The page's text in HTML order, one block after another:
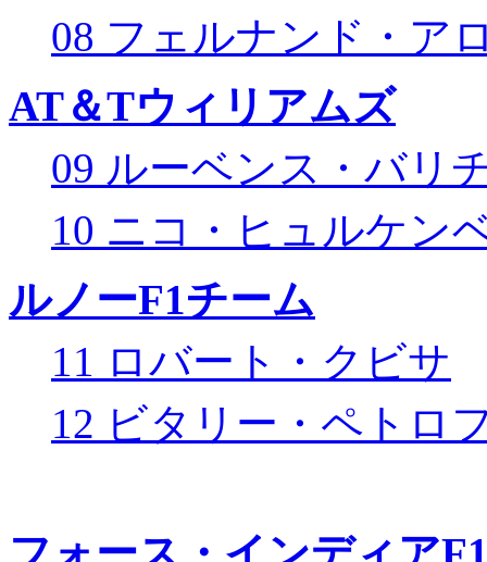
08 フェルナンド・ア
AT＆Tウィリアムズ
09 ルーベンス・バリ
10 ニコ・ヒュルケン
ルノーF1チーム
11 ロバート・クビサ
12 ビタリー・ペトロ